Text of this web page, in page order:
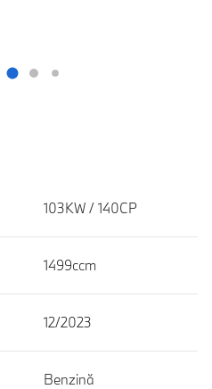
103KW / 140CP
1499ccm
12/2023
Benzină